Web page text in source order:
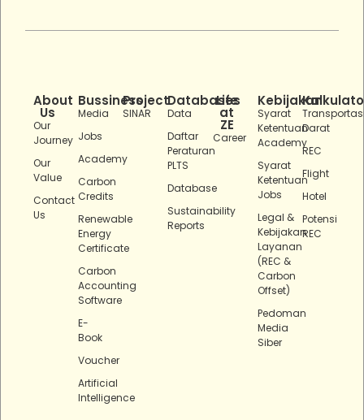
About
Us
Our
Journey
Our
Value
Contact
Us
Bussiness
Media
Jobs
Academy
Carbon
Credits
Renewable
Energy
Certificate
Carbon
Accounting
Software
E-
Book
Voucher
Artificial
Intelligence
Project
SINAR
Databases
Data
Daftar
Peraturan
PLTS
Database
Sustainability
Reports
Life
at
ZE
Career
Kebijakan
Syarat
Ketentuan
Academy
Syarat
Ketentuan
Jobs
Legal &
Kebijakan
Layanan
(REC &
Carbon
Offset)
Pedoman
Media
Siber
Darat
REC
Flight
Hotel
Potensi
REC